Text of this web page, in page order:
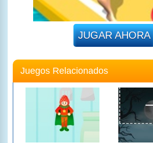
JUGAR AHORA
Juegos Relacionados